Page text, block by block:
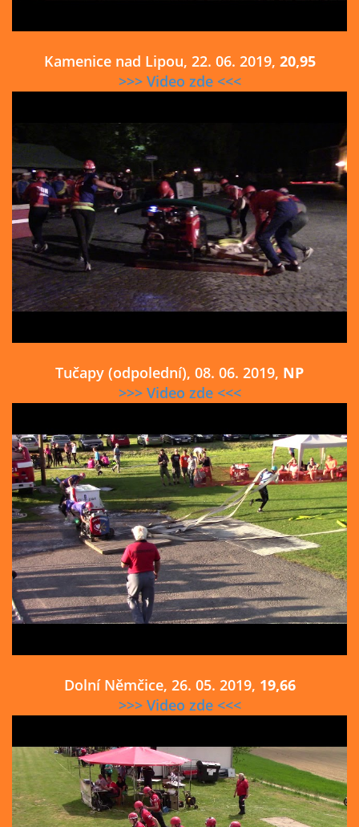
Kamenice nad Lipou, 22. 06. 2019, 20,95
>>> Video zde <<<
Tučapy (odpolední), 08. 06. 2019, NP
>>> Video zde <<<
Dolní Němčice, 26. 05. 2019, 19,66
>>> Video zde <<<